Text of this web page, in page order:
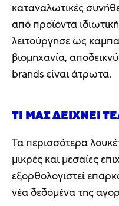
καταναλωτικές
από προϊόντα
λειτούργησε ως
βιομηχανία,
brands είναι άτρωτα.
ΤΙ ΜΑΣ ΔΕΊΧΝΕΙ
Τα περισσότερα
μικρές και μεσαίες
εξορθολογιστεί
νέα δεδομένα της